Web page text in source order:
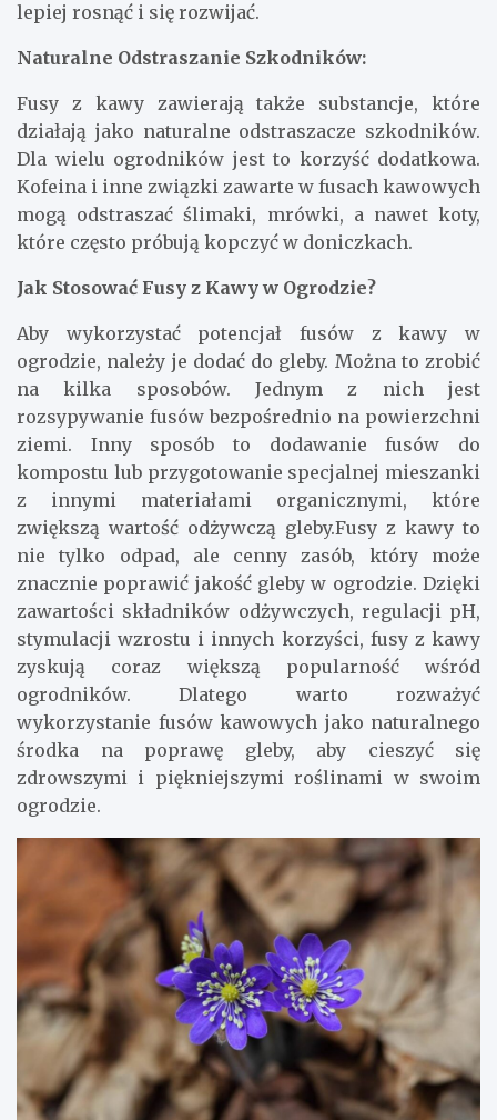
lepiej rosnąć i się rozwijać.
Naturalne Odstraszanie Szkodników:
Fusy z kawy zawierają także substancje, które
działają jako naturalne odstraszacze szkodników.
Dla wielu ogrodników jest to korzyść dodatkowa.
Kofeina i inne związki zawarte w fusach kawowych
mogą odstraszać ślimaki, mrówki, a nawet koty,
które często próbują kopczyć w doniczkach.
Jak Stosować Fusy z Kawy w Ogrodzie?
Aby wykorzystać potencjał fusów z kawy w
ogrodzie, należy je dodać do gleby. Można to zrobić
na kilka sposobów. Jednym z nich jest
rozsypywanie fusów bezpośrednio na powierzchni
ziemi. Inny sposób to dodawanie fusów do
kompostu lub przygotowanie specjalnej mieszanki
z innymi materiałami organicznymi, które
zwiększą wartość odżywczą gleby.Fusy z kawy to
nie tylko odpad, ale cenny zasób, który może
znacznie poprawić jakość gleby w ogrodzie. Dzięki
zawartości składników odżywczych, regulacji pH,
stymulacji wzrostu i innych korzyści, fusy z kawy
zyskują coraz większą popularność wśród
ogrodników. Dlatego warto rozważyć
wykorzystanie fusów kawowych jako naturalnego
środka na poprawę gleby, aby cieszyć się
zdrowszymi i piękniejszymi roślinami w swoim
ogrodzie.